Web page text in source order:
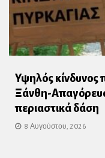
Υψηλός κίνδυνος
Ξάνθη-
περιαστικά δάση
8 Αυγούστου, 2026